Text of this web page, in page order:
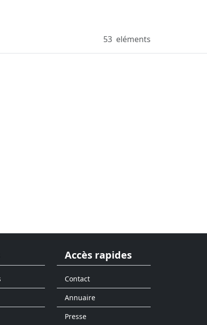
53 eléments
Accès rapides
Contact
Annuaire
Presse